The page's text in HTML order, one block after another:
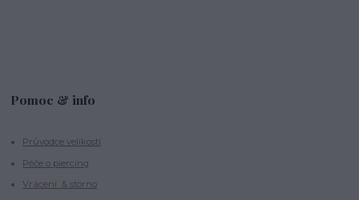
Pomoc & info
Průvodce velikostí
Péče o piercing
Vrácení & storno